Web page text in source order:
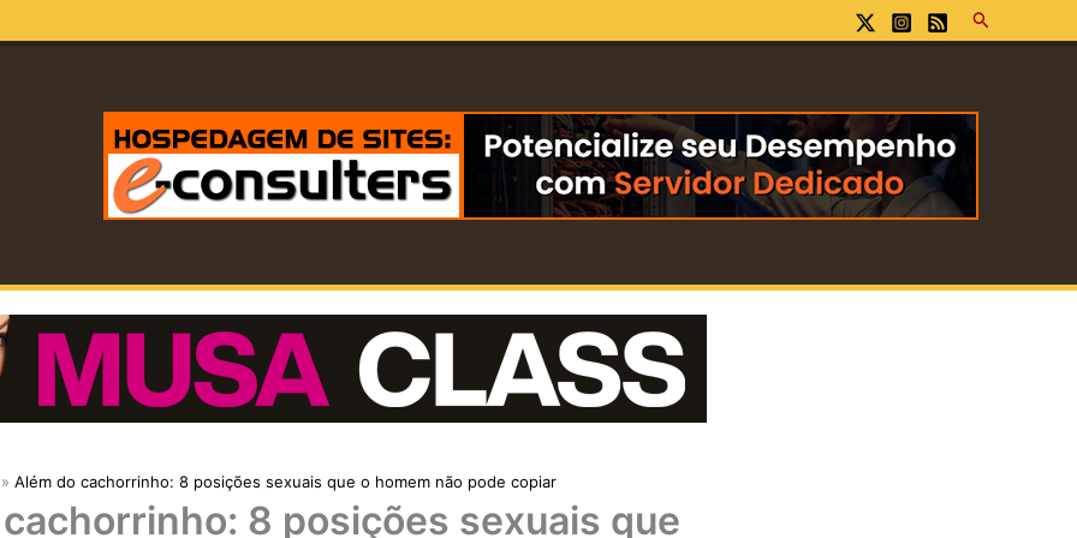
Pesquisar
Além do cachorrinho: 8 posições sexuais que o homem não pode copiar
8 posições sexuais que